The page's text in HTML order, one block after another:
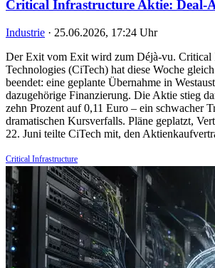
Critical Infrastructure Aktie: Deal-
Industrie · 25.06.2026, 17:24 Uhr
Der Exit vom Exit wird zum Déjà-vu. Critical
Technologies (CiTech) hat diese Woche
beendet: eine geplante Übernahme in
dazugehörige Finanzierung. Die Aktie stieg
zehn Prozent auf 0,11 Euro – ein schwacher
dramatischen Kursverfalls. Pläne geplatzt,
22. Juni teilte CiTech mit, den
Critical Infrastructure